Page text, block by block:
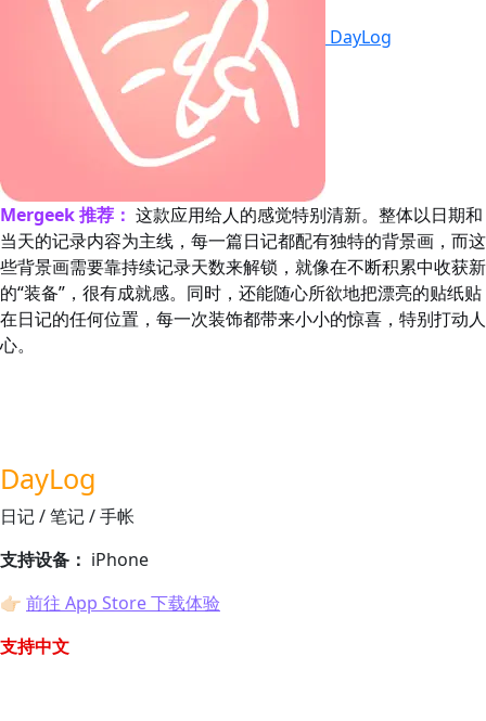
DayLog
Mergeek 推荐： 这款应用给人的感觉特别清新。整体以日期和
当天的记录内容为主线，每一篇日记都配有独特的背景画，而这
些背景画需要靠持续记录天数来解锁，就像在不断积累中收获新
的“装备”，很有成就感。同时，还能随心所欲地把漂亮的贴纸贴
在日记的任何位置，每一次装饰都带来小小的惊喜，特别打动人
心。
DayLog
日记 / 笔记 / 手帐
支持设备： iPhone
👉🏻 前往 App Store 下载体验
支持中文